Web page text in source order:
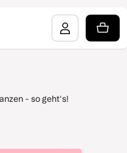
- so geht's!